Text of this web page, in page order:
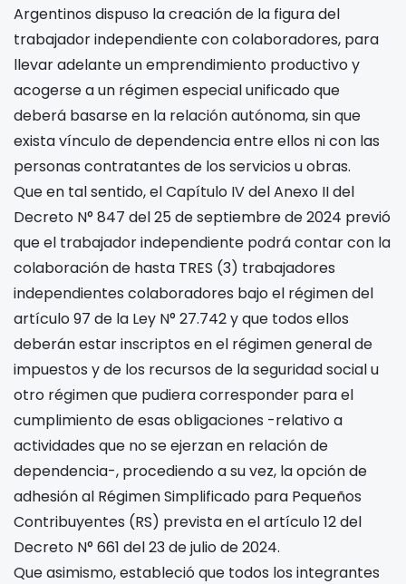
Argentinos dispuso la creación de la figura del
trabajador independiente con colaboradores, para
llevar adelante un emprendimiento productivo y
acogerse a un régimen especial unificado que
deberá basarse en la relación autónoma, sin que
exista vínculo de dependencia entre ellos ni con las
personas contratantes de los servicios u obras.
Que en tal sentido, el Capítulo IV del Anexo II del
Decreto N° 847 del 25 de septiembre de 2024 previó
que el trabajador independiente podrá contar con la
colaboración de hasta TRES (3) trabajadores
independientes colaboradores bajo el régimen del
artículo 97 de la Ley N° 27.742 y que todos ellos
deberán estar inscriptos en el régimen general de
impuestos y de los recursos de la seguridad social u
otro régimen que pudiera corresponder para el
cumplimiento de esas obligaciones -relativo a
actividades que no se ejerzan en relación de
dependencia-, procediendo a su vez, la opción de
adhesión al Régimen Simplificado para Pequeños
Contribuyentes (RS) prevista en el artículo 12 del
Decreto N° 661 del 23 de julio de 2024.
Que asimismo, estableció que todos los integrantes